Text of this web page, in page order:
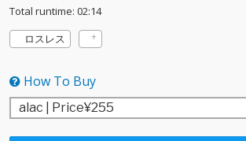
Total runtime: 02:14
ロスレス
How To Buy